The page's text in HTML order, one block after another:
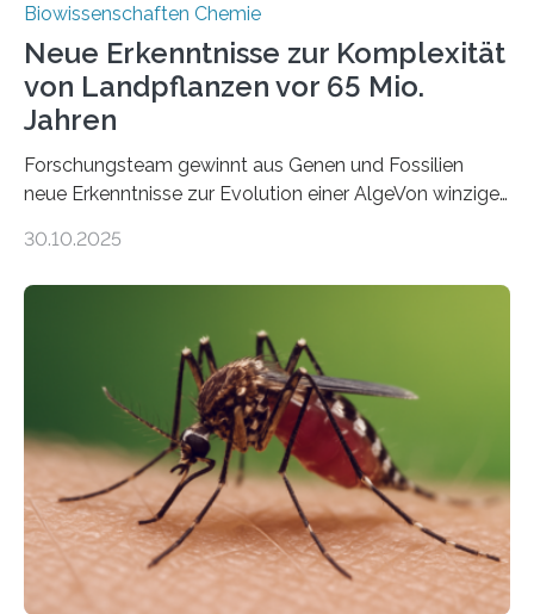
Biowissenschaften Chemie
Neue Erkenntnisse zur Komplexität
von Landpflanzen vor 65 Mio.
Jahren
Forschungsteam gewinnt aus Genen und Fossilien
neue Erkenntnisse zur Evolution einer AlgeVon winzigen
Landpflanzen zählen zu den komplexesten
Grünalgen, die vor Hunderten von Millionen Jahren
lebten. Unter den Vorfahren sticht eine Gruppe heraus,
die noch heute in der Natur vorkommt: die
Süßwasseralge Coleochaetophyceae. Einige Arten
dieser Gruppe bilden aus Zellfäden dichte Geflechte
mit scheibenförmiger Gestalt. Was auffällig ist: Die
nächsten…
30.10.2025